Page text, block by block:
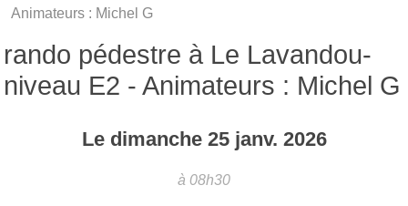
Animateurs : Michel G
rando pédestre à Le Lavandou-
niveau E2 - Animateurs : Michel G
Le dimanche 25 janv. 2026
à 08h30